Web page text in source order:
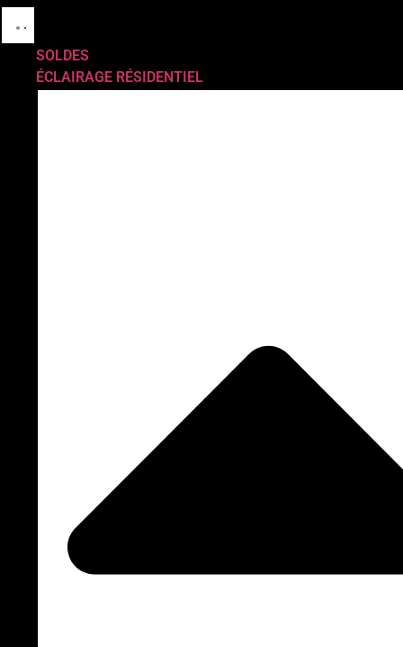
SOLDES
ÉCLAIRAGE RÉSIDENTIEL